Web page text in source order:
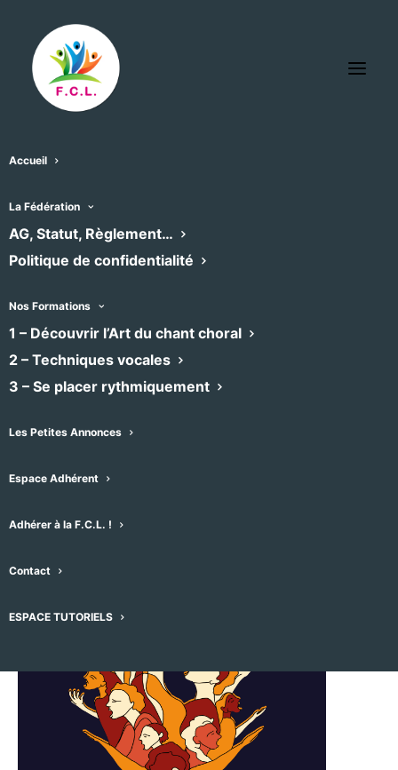
Accueil
La Fédération
AG, Statut, Règlement…
Politique de confidentialité
Nos Formations
1 – Découvrir l’Art du chant choral
2 – Techniques vocales
3 – Se placer rythmiquement
Les Petites Annonces
Espace Adhérent
Adhérer à la F.C.L. !
Contact
ESPACE TUTORIELS
« Tous les Évènements
Concert de l’ensemble
vocal Octovox